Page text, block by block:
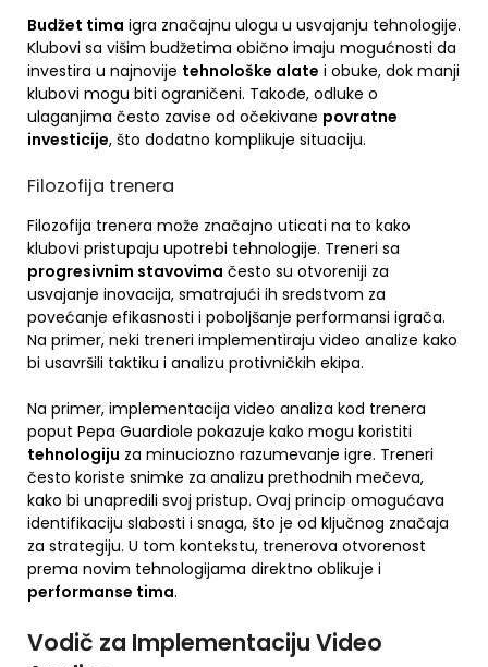
Budžet tima igra značajnu ulogu u usvajanju tehnologije.
Klubovi sa višim budžetima obično imaju mogućnosti da
investira u najnovije tehnološke alate i obuke, dok manji
klubovi mogu biti ograničeni. Takođe, odluke o
ulaganjima često zavise od očekivane povratne
investicije, što dodatno komplikuje situaciju.
Filozofija trenera
Filozofija trenera može značajno uticati na to kako
klubovi pristupaju upotrebi tehnologije. Treneri sa
progresivnim stavovima često su otvoreniji za
usvajanje inovacija, smatrajući ih sredstvom za
povećanje efikasnosti i poboljšanje performansi igrača.
Na primer, neki treneri implementiraju video analize kako
bi usavršili taktiku i analizu protivničkih ekipa.
Na primer, implementacija video analiza kod trenera
poput Pepa Guardiole pokazuje kako mogu koristiti
tehnologiju za minuciozno razumevanje igre. Treneri
često koriste snimke za analizu prethodnih mečeva,
kako bi unapredili svoj pristup. Ovaj princip omogućava
identifikaciju slabosti i snaga, što je od ključnog značaja
za strategiju. U tom kontekstu, trenerova otvorenost
prema novim tehnologijama direktno oblikuje i
performanse tima.
Vodič za Implementaciju Video